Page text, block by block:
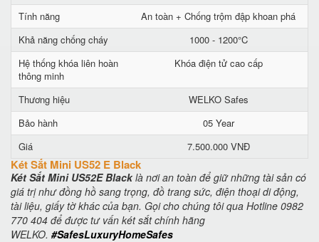
Tính năng
An toàn + Chống trộm đập khoan phá
Khả năng chống cháy
1000 - 1200°C
Hệ thống khóa liên hoàn
thông minh
Khóa điện tử cao cấp
Thương hiệu
WELKO Safes
Bảo hành
05 Year
Giá
7.500.000 VNĐ
Két Sắt Mini US52 E Black
Két Sắt Mini US52E Blacklà nơi an toàn để giữ những tài sản có
giá trị như đồng hồ sang trọng, đồ trang sức, điện thoại di động,
tài liệu, giấy tờ khác của bạn. Gọi cho chúng tôi qua Hotline 0982
770 404 để được tư vấn két sắt chính hãng
WELKO. #SafesLuxuryHomeSafes